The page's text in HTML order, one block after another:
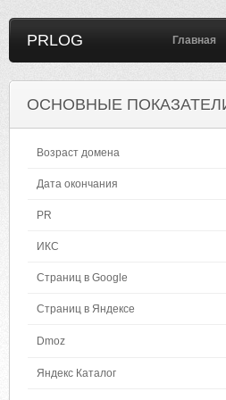
PRLOG Главная
ОСНОВНЫЕ
Возраст домена
Дата окончания
PR
ИКС
Страниц в Google
Страниц в Яндексе
Dmoz
Яндекс Каталог